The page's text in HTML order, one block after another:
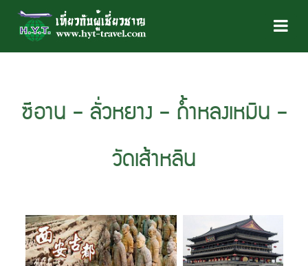
ซีอาน – ลั่วหยาง – ถ้ำหลงเหมิน –
วัดเส้าหลิน